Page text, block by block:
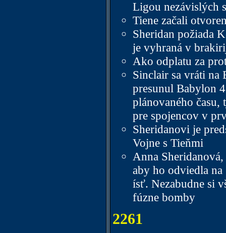
Ligou nezávislých
Tiene začali
Sheridan požiada
je vyhraná v
Ako odplatu za
Sinclair sa vráti na
presunul Babylon
plánovaného
pre spojencov v
Sheridanovi je
Vojne s Tieňmi
Anna
aby ho odviedla
ísť. Nezabudne si
fúzne bomby
2261